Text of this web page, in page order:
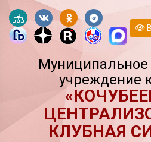
учреждение
КЛУБНАЯ